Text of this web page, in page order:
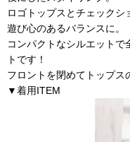
ロゴトップスとチェックシ
遊び心のあるバランスに。
コンパクトなシルエット
トです！
フロントを閉めてトップス
▼着用ITEM